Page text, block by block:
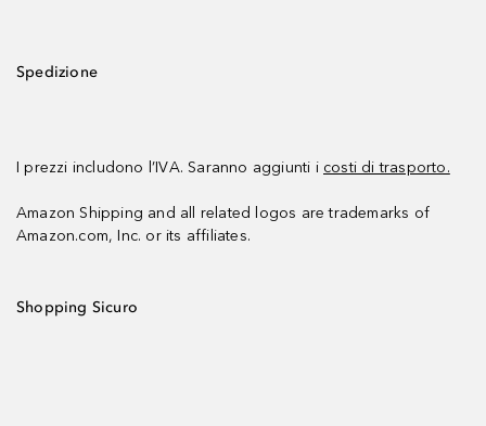
Spedizione
I prezzi includono l’IVA. Saranno aggiunti i costi di trasporto.
Amazon Shipping and all related logos are trademarks of
Amazon.com, Inc. or its affiliates.
Shopping Sicuro